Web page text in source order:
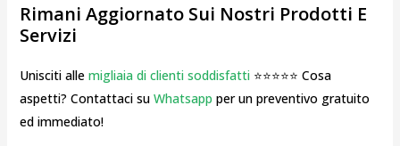
Rimani Aggiornato Sui Nostri Prodotti E
Servizi
Unisciti alle migliaia di clienti soddisfatti⭐⭐⭐⭐⭐ Cosa
aspetti? Contattaci su Whatsapp per un preventivo gratuito
ed immediato!